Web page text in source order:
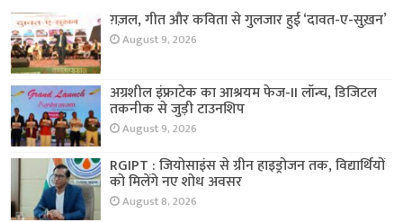
ग़ज़ल, गीत और कविता से गुलजार हुई ‘दावत-ए-सुख़न’
August 9, 2026
अग्रशील इंफ्राटेक का आश्रयम फेज-II लॉन्च, डिजिटल
तकनीक से जुड़ी टाउनशिप
August 9, 2026
RGIPT : जियोसाइंस से ग्रीन हाइड्रोजन तक, विद्यार्थियों
को मिलेंगे नए शोध अवसर
August 8, 2026